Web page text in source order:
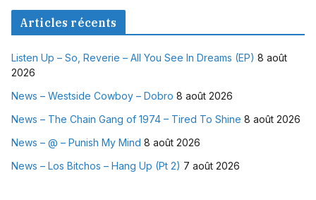
Articles récents
Listen Up – So, Reverie – All You See In Dreams (EP) 8 août
2026
News – Westside Cowboy – Dobro 8 août 2026
News – The Chain Gang of 1974 – Tired To Shine 8 août 2026
News – @ – Punish My Mind 8 août 2026
News – Los Bitchos – Hang Up (Pt 2) 7 août 2026